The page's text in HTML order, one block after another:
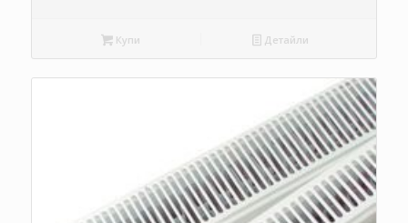
Купи Детайли